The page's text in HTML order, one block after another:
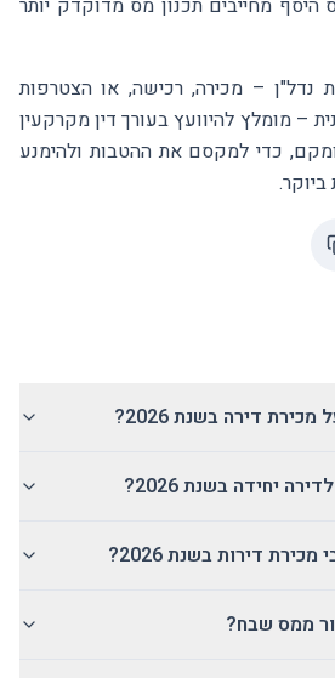
מחייבים תכנון מס מדוקדק יותר
– מכירה, רכישה, או הצטרפות
– מומלץ להיוועץ בעורך דין מקרקעין
כדי למקסם את ההטבות ולהימנע
דירה בשנת 2026?
יחידה בשנת 2026?
דירות בשנת 2026?
ממס שבח?